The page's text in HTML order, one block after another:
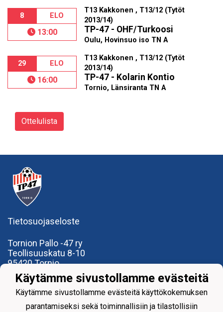
8 ELO
13:00
T13 Kakkonen , T13/12 (Tytöt
2013/14)
TP-47 - OHF/Turkoosi
Oulu, Hovinsuo iso TN A
29 ELO
16:00
T13 Kakkonen , T13/12 (Tytöt
2013/14)
TP-47 - Kolarin Kontio
Tornio, Länsiranta TN A
Ottelulista
Tietosuojaseloste
Tornion Pallo -47 ry
Teollisuuskatu 8-10
95420 Tornio
+358 40591 9275
office@tp47.com
Käytämme sivustollamme evästeitä
Käytämme sivustollamme evästeitä käyttökokemuksen
parantamiseksi sekä toiminnallisiin ja tilastollisiin